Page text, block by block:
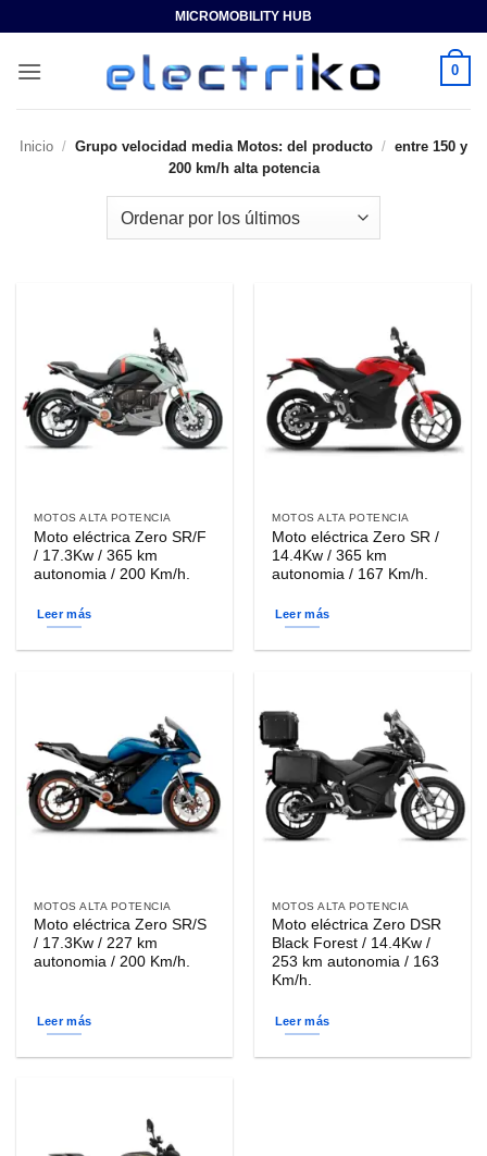
contenido
MICROMOBILITY HUB
0
Inicio / Grupo velocidad media Motos: del producto / entre 150 y
200 km/h alta potencia
MOTOS ALTA POTENCIA
Moto eléctrica Zero SR/F
/ 17.3Kw / 365 km
autonomia / 200 Km/h.
Leer más
MOTOS ALTA POTENCIA
Moto eléctrica Zero SR /
14.4Kw / 365 km
autonomia / 167 Km/h.
Leer más
MOTOS ALTA POTENCIA
Moto eléctrica Zero SR/S
/ 17.3Kw / 227 km
autonomia / 200 Km/h.
Leer más
MOTOS ALTA POTENCIA
Moto eléctrica Zero DSR
Black Forest / 14.4Kw /
253 km autonomia / 163
Km/h.
Leer más